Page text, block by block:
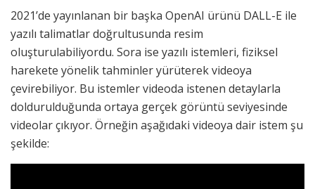
2021’de yayınlanan bir başka OpenAI ürünü DALL-E ile
yazılı talimatlar doğrultusunda resim
oluşturulabiliyordu. Sora ise yazılı istemleri, fiziksel
harekete yönelik tahminler yürüterek videoya
çevirebiliyor. Bu istemler videoda istenen detaylarla
doldurulduğunda ortaya gerçek görüntü seviyesinde
videolar çıkıyor. Örneğin aşağıdaki videoya dair istem şu
şekilde: